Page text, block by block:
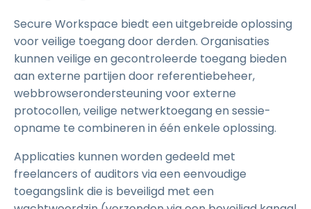
Secure Workspace biedt een uitgebreide oplossing
voor veilige toegang door derden. Organisaties
kunnen veilige en gecontroleerde toegang bieden
aan externe partijen door referentiebeheer,
webbrowserondersteuning voor externe
protocollen, veilige netwerktoegang en sessie-
opname te combineren in één enkele oplossing.
Applicaties kunnen worden gedeeld met
freelancers of auditors via een eenvoudige
toegangslink die is beveiligd met een